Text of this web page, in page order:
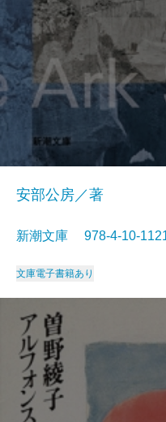
安部公房／著
新潮文庫 978-4-10-
文庫電子書籍あり